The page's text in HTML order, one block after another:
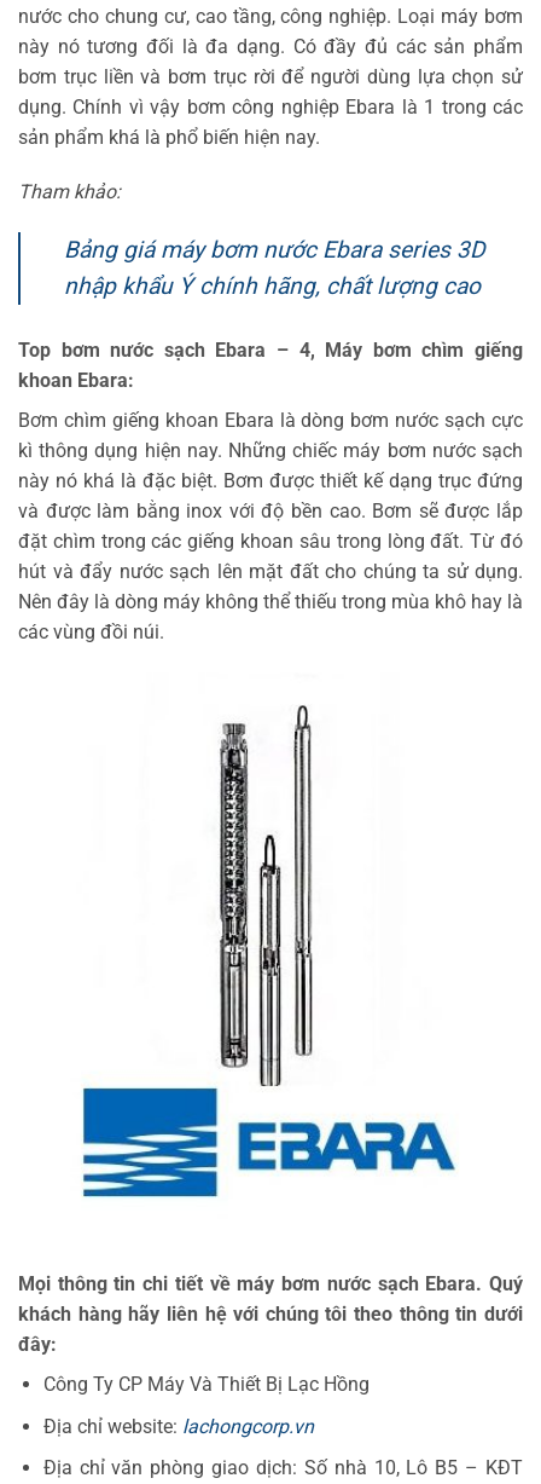
nước cho chung cư, cao tầng, công nghiệp. Loại máy bơm
này nó tương đối là đa dạng. Có đầy đủ các sản phẩm
bơm trục liền và bơm trục rời để người dùng lựa chọn sử
dụng. Chính vì vậy bơm công nghiệp Ebara là 1 trong các
sản phẩm khá là phổ biến hiện nay.
Tham khảo:
Bảng giá máy bơm nước Ebara series 3D
nhập khẩu Ý chính hãng, chất lượng cao
Top bơm nước sạch Ebara – 4, Máy bơm chìm giếng
khoan Ebara:
Bơm chìm giếng khoan Ebara là dòng bơm nước sạch cực
kì thông dụng hiện nay. Những chiếc máy bơm nước sạch
này nó khá là đặc biệt. Bơm được thiết kế dạng trục đứng
và được làm bằng inox với độ bền cao. Bơm sẽ được lắp
đặt chìm trong các giếng khoan sâu trong lòng đất. Từ đó
hút và đẩy nước sạch lên mặt đất cho chúng ta sử dụng.
Nên đây là dòng máy không thể thiếu trong mùa khô hay là
các vùng đồi núi.
Mọi thông tin chi tiết về máy bơm nước sạch Ebara. Quý
khách hàng hãy liên hệ với chúng tôi theo thông tin dưới
đây:
Công Ty CP Máy Và Thiết Bị Lạc Hồng
Địa chỉ website: lachongcorp.vn
Địa chỉ văn phòng giao dịch: Số nhà 10, Lô B5 – KĐT